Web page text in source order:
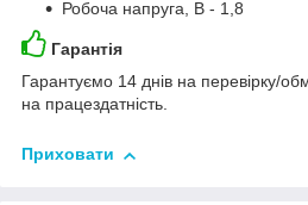
Робоча напруга, В - 1,8
Гарантія
Гарантуємо 14 днів на перевірку/
на працездатність.
Приховати